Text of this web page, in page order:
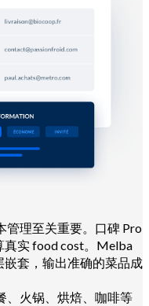
管理至关重要。口碑 Pro
真实 food cost。Melba
套，输出准确的菜品成
、火锅、烘焙、咖啡等